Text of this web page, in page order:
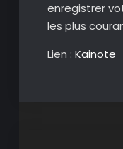
enregistrer
les plus
Lien : Kainote